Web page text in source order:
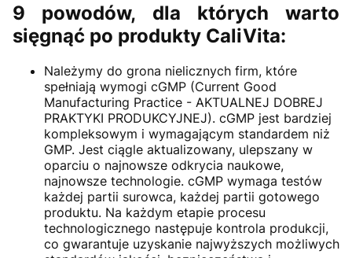
9 powodów, dla których warto
sięgnąć po produkty CaliVita:
Należymy do grona nielicznych firm, które
spełniają wymogi cGMP (Current Good
Manufacturing Practice - AKTUALNEJ DOBREJ
PRAKTYKI PRODUKCYJNEJ). cGMP jest bardziej
kompleksowym i wymagającym standardem niż
GMP. Jest ciągle aktualizowany, ulepszany w
oparciu o najnowsze odkrycia naukowe,
najnowsze technologie. cGMP wymaga testów
każdej partii surowca, każdej partii gotowego
produktu. Na każdym etapie procesu
technologicznego następuje kontrola produkcji,
co gwarantuje uzyskanie najwyższych możliwych